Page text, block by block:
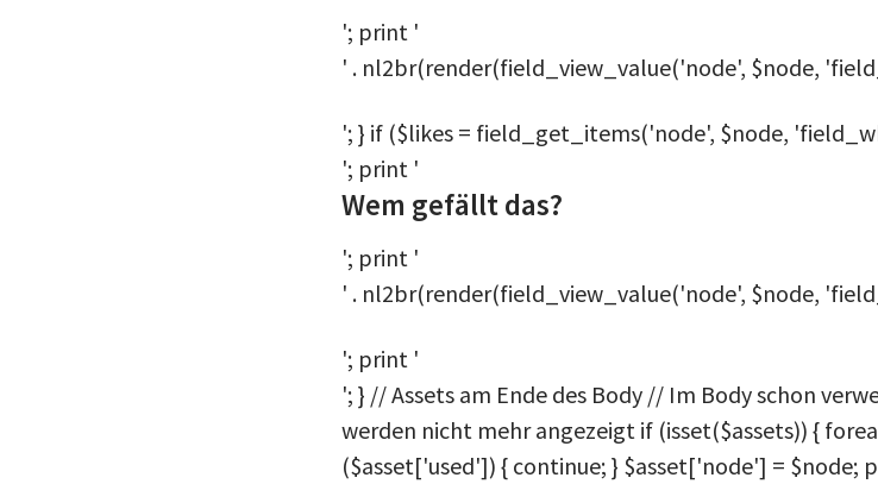
'; print '
' . nl2br(render(field_view_value('node', $node,
'; } if ($likes = field_get_items('node', $node,
'; print '
Wem gefällt das?
'; print '
' . nl2br(render(field_view_value('node', $node,
'; print '
'; } // Assets am Ende des Body // Im Body schon
werden nicht mehr angezeigt if (isset($assets)) {
($asset['used']) { continue; } $asset['node'] =